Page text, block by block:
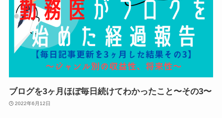
ブログを3ヶ月ほぼ毎日続けてわかったこと〜その3〜
2022年6月12日